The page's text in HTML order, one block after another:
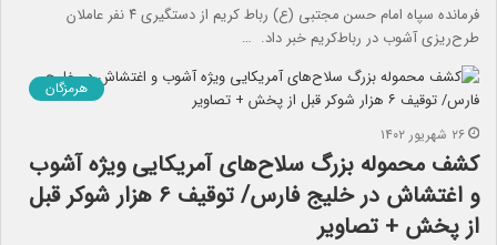
فرمانده سپاه امام حسن مجتبی (ع) رباط کریم از دستگیری ۴ نفر عاملان
طرح‌ریزی آشوب در رباط‌کریم خبر داد. …
هرمزگان
۲۶ شهریور ۱۴۰۲
کشف محموله بزرگ سلاح‌های آمریکایی ویژه آشوب
و اغتشاش در خلیج فارس/ توقیف ۶ هزار شوکر ‌قبل
از پخش + تصاویر